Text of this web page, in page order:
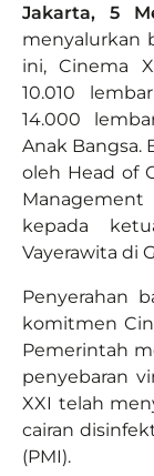
Jakarta, 5
menyalurkan
ini, Cinema
10.010
14.000
Anak Bangsa.
oleh Head of
kepada
Vayerawita di
Penyerahan
komitmen
Pemerintah
penyebaran
XXI telah
cairan
(PMI).